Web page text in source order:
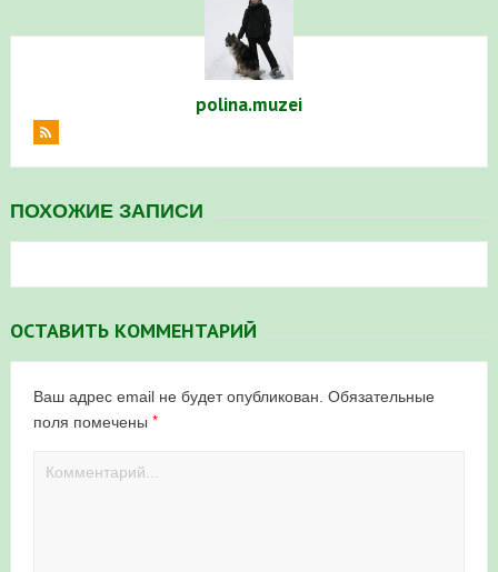
polina.muzei
ПОХОЖИЕ ЗАПИСИ
ОСТАВИТЬ КОММЕНТАРИЙ
Ваш адрес email не будет опубликован. Обязательные
поля помечены *